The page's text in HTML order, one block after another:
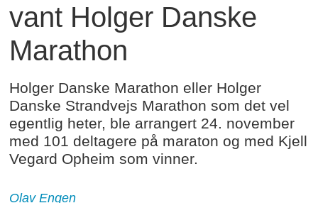
vant Holger Danske
Marathon
Holger Danske Marathon eller Holger
Danske Strandvejs Marathon som det vel
egentlig heter, ble arrangert 24. november
med 101 deltagere på maraton og med Kjell
Vegard Opheim som vinner.
Olav Engen